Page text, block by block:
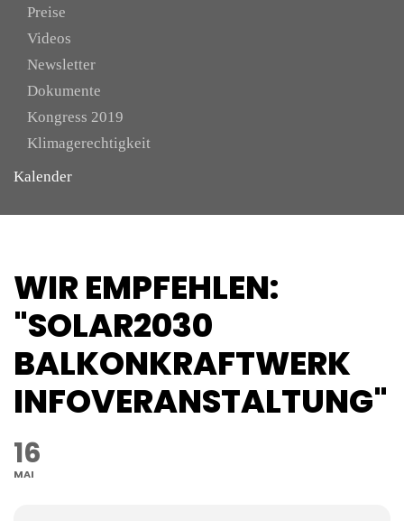
Preise
Videos
Newsletter
Dokumente
Kongress 2019
Klimagerechtigkeit
Kalender
WIR EMPFEHLEN:
"SOLAR2030
BALKONKRAFTWERK
INFOVERANSTALTUNG"
16
MAI